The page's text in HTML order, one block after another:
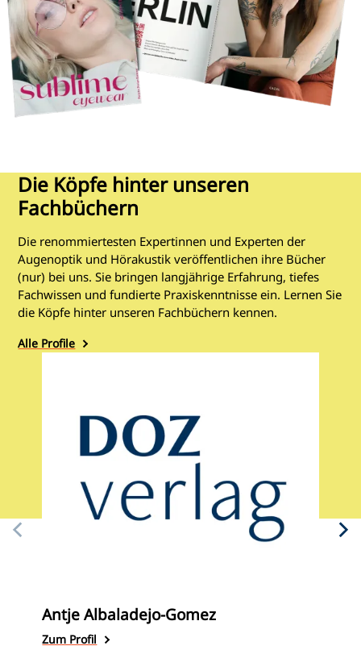
Die Köpfe hinter unseren
Fachbüchern
Alle Profile
Die renommiertesten Expertinnen und Experten der
Augenoptik und Hörakustik veröffentlichen ihre Bücher
(nur) bei uns. Sie bringen langjährige Erfahrung, tiefes
Fachwissen und fundierte Praxiskenntnisse ein. Lernen Sie
die Köpfe hinter unseren Fachbüchern kennen.
Antje Albaladejo-Gomez
Zum Profil